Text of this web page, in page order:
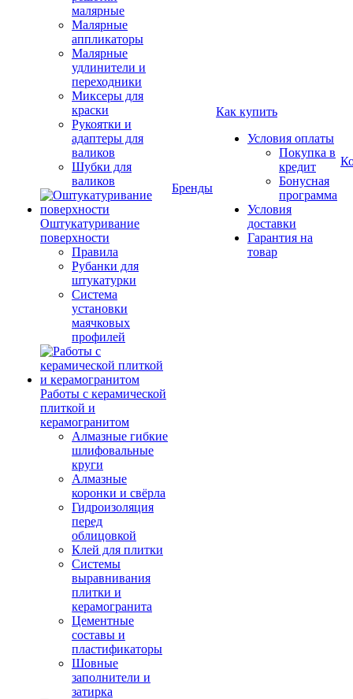
малярные
Малярные
аппликаторы
Малярные
удлинители и
переходники
Миксеры для
краски
Рукоятки и
адаптеры для
валиков
Шубки для
валиков
Оштукатуривание
поверхности
Правила
Рубанки для
штукатурки
Система
установки
маячковых
профилей
Работы с керамической
плиткой и
керамогранитом
Алмазные гибкие
шлифовальные
круги
Алмазные
коронки и свёрла
Гидроизоляция
перед
облицовкой
Клей для плитки
Системы
выравнивания
плитки и
керамогранита
Цементные
составы и
пластификаторы
Шовные
заполнители и
затирка
Бренды
Как купить
Условия оплаты
Покупка в
кредит
Бонусная
программа
Условия
доставки
Гарантия на
товар